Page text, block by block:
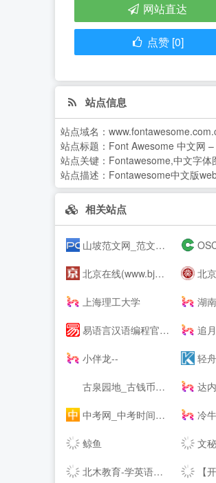
网站直达
点赞 [0]
站点信息
站点域名：
站点标题： Font Awesome 中文网
站点关键： Fontawesome,中文字
站点描述： Fontawesome中文版
相关站点
山坡范文网_范文_免费范文_工作总结
北京在线(www.bjol.com.cn) - 东方在线-北京城市网-北京之窗-北京城市--,www.bjol.com.cn 北
上海理工大学 湖
易语言汉语编程官方站 追月流涟教程网
小伴龙-- 轻舟考研帮_
古泉园地_古钱币_机制币_金银锭_杂项 达内教育 -
中考网_中考时间_中考分数线_中考成绩查询 冷牛教
鲸鱼 文秘帮
北木教育-学英语，和你在一起-北木网 【开